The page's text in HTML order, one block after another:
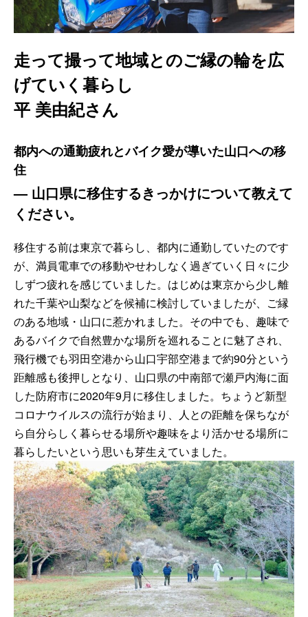
走って撮って地域とのご縁の輪を広
げていく暮らし
平 美由紀さん
都内への通勤疲れとバイク愛が導いた山口への移
住
— 山口県に移住するきっかけについて教えて
ください。
移住する前は東京で暮らし、都内に通勤していたのです
が、満員電車での移動やせわしなく過ぎていく日々に少
しずつ疲れを感じていました。はじめは東京から少し離
れた千葉や山梨などを候補に検討していましたが、ご縁
のある地域・山口に惹かれました。その中でも、趣味で
あるバイクで自然豊かな場所を巡れることに魅了され、
飛行機でも羽田空港から山口宇部空港まで約90分という
距離感も後押しとなり、山口県の中南部で瀬戸内海に面
した防府市に2020年9月に移住しました。ちょうど新型
コロナウイルスの流行が始まり、人との距離を保ちなが
ら自分らしく暮らせる場所や趣味をより活かせる場所に
暮らしたいという思いも芽生えていました。